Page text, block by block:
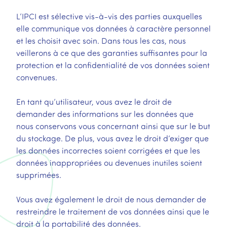
L’IPCI est sélective vis-à-vis des parties auxquelles
elle communique vos données à caractère personnel
et les choisit avec soin. Dans tous les cas, nous
veillerons à ce que des garanties suffisantes pour la
protection et la confidentialité de vos données soient
convenues.
En tant qu’utilisateur, vous avez le droit de
demander des informations sur les données que
nous conservons vous concernant ainsi que sur le but
du stockage. De plus, vous avez le droit d’exiger que
les données incorrectes soient corrigées et que les
données inappropriées ou devenues inutiles soient
supprimées.
Vous avez également le droit de nous demander de
restreindre le traitement de vos données ainsi que le
droit à la portabilité des données.